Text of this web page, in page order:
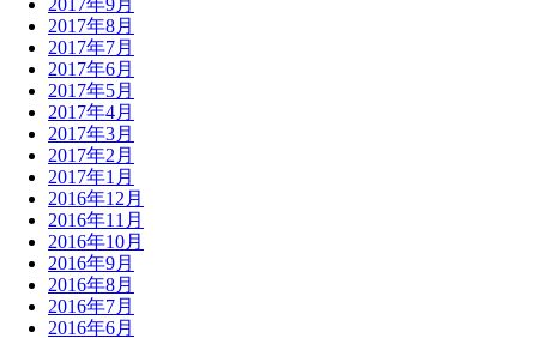
2017年9月
2017年8月
2017年7月
2017年6月
2017年5月
2017年4月
2017年3月
2017年2月
2017年1月
2016年12月
2016年11月
2016年10月
2016年9月
2016年8月
2016年7月
2016年6月